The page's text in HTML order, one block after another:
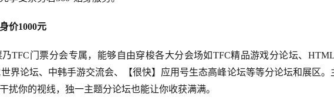
价1000元
TFC门票分会专属，能够自由穿梭各大分会场如TFC精品游戏分论坛、
界论坛、中韩手游交流会、【很快】应用号生态高峰论坛等等分论坛和展区。
扰你的视线，独一主题分论坛也能让你收获满满。